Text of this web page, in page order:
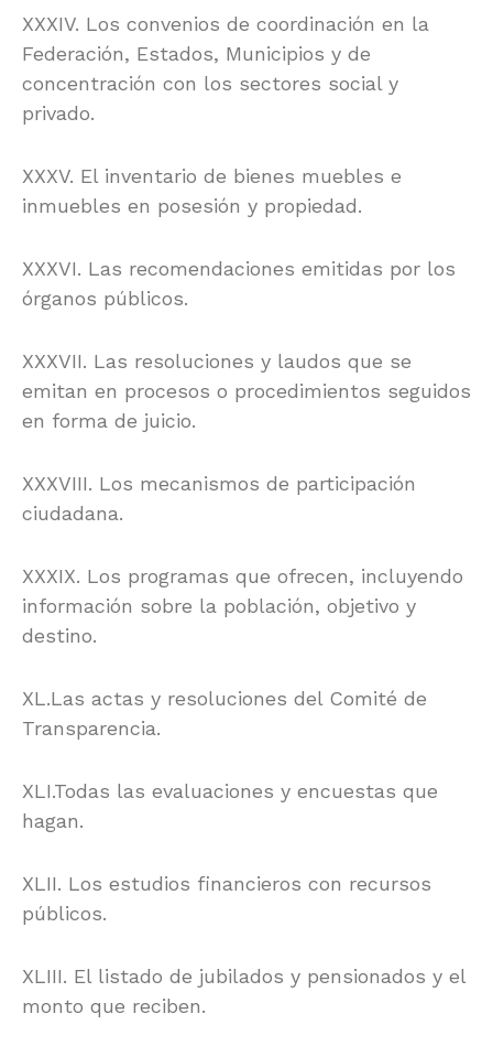
XXXIV. Los convenios de coordinación en la
Federación, Estados, Municipios y de
concentración con los sectores social y
privado.
XXXV. El inventario de bienes muebles e
inmuebles en posesión y propiedad.
XXXVI. Las recomendaciones emitidas por los
órganos públicos.
XXXVII. Las resoluciones y laudos que se
emitan en procesos o procedimientos seguidos
en forma de juicio.
XXXVIII. Los mecanismos de participación
ciudadana.
XXXIX. Los programas que ofrecen, incluyendo
información sobre la población, objetivo y
destino.
XL.Las actas y resoluciones del Comité de
Transparencia.
XLI.Todas las evaluaciones y encuestas que
hagan.
XLII. Los estudios financieros con recursos
públicos.
XLIII. El listado de jubilados y pensionados y el
monto que reciben.